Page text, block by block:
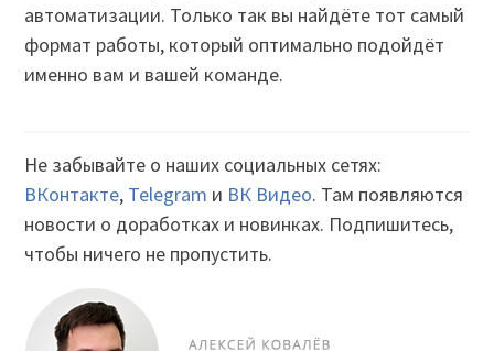
автоматизации. Только так вы найдёте тот самый
формат работы, который оптимально подойдёт
именно вам и вашей команде.
Не забывайте о наших социальных сетях:
ВКонтакте, Telegram и ВК Видео. Там появляются
новости о доработках и новинках. Подпишитесь,
чтобы ничего не пропустить.